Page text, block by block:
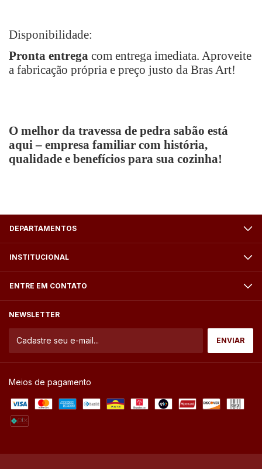
Disponibilidade:
Pronta entrega com entrega imediata. Aproveite
a fabricação própria e preço justo da Bras Art!
O melhor da travessa de pedra sabão está
aqui – empresa familiar com história,
qualidade e benefícios para sua cozinha!
DEPARTAMENTOS
INSTITUCIONAL
ENTRE EM CONTATO
NEWSLETTER
Meios de pagamento